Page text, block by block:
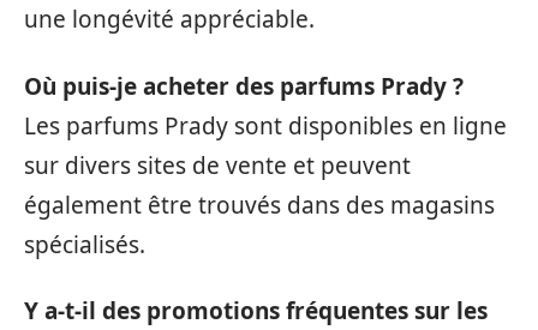
une longévité appréciable.
Où puis-je acheter des parfums Prady ?
Les parfums Prady sont disponibles en ligne
sur divers sites de vente et peuvent
également être trouvés dans des magasins
spécialisés.
Y a-t-il des promotions fréquentes sur les